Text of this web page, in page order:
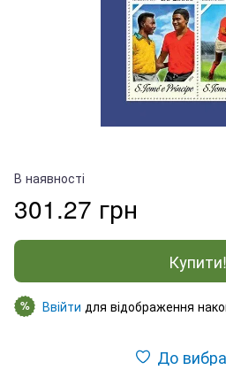
В наявності
301.27 грн
Купити!
% Ввійти для відображення
До